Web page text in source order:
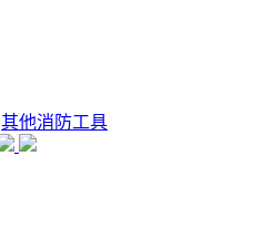
其他消防工具